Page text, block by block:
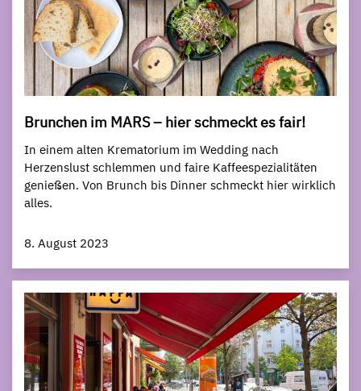
Brunchen im MARS – hier schmeckt es fair!
In einem alten Krematorium im Wedding nach
Herzenslust schlemmen und faire Kaffeespezialitäten
genießen. Von Brunch bis Dinner schmeckt hier wirklich
alles.
8. August 2023